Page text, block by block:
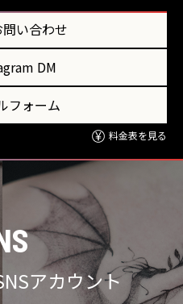
い合わせ
DM
フォーム
料金表を見る
アカウント